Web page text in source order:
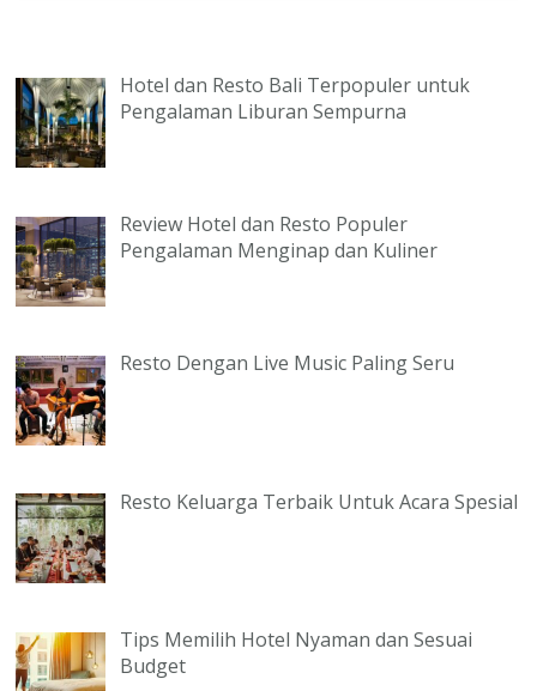
Hotel dan Resto Bali Terpopuler untuk
Pengalaman Liburan Sempurna
Review Hotel dan Resto Populer
Pengalaman Menginap dan Kuliner
Resto Dengan Live Music Paling Seru
Resto Keluarga Terbaik Untuk Acara Spesial
Tips Memilih Hotel Nyaman dan Sesuai
Budget